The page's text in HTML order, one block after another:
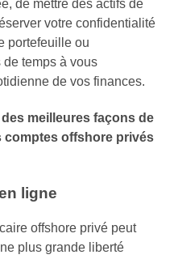
de mettre des actifs de
votre confidentialité
portefeuille ou
temps à vous
de vos finances.
meilleures façons de
comptes offshore privés
ligne
offshore privé peut
plus grande liberté